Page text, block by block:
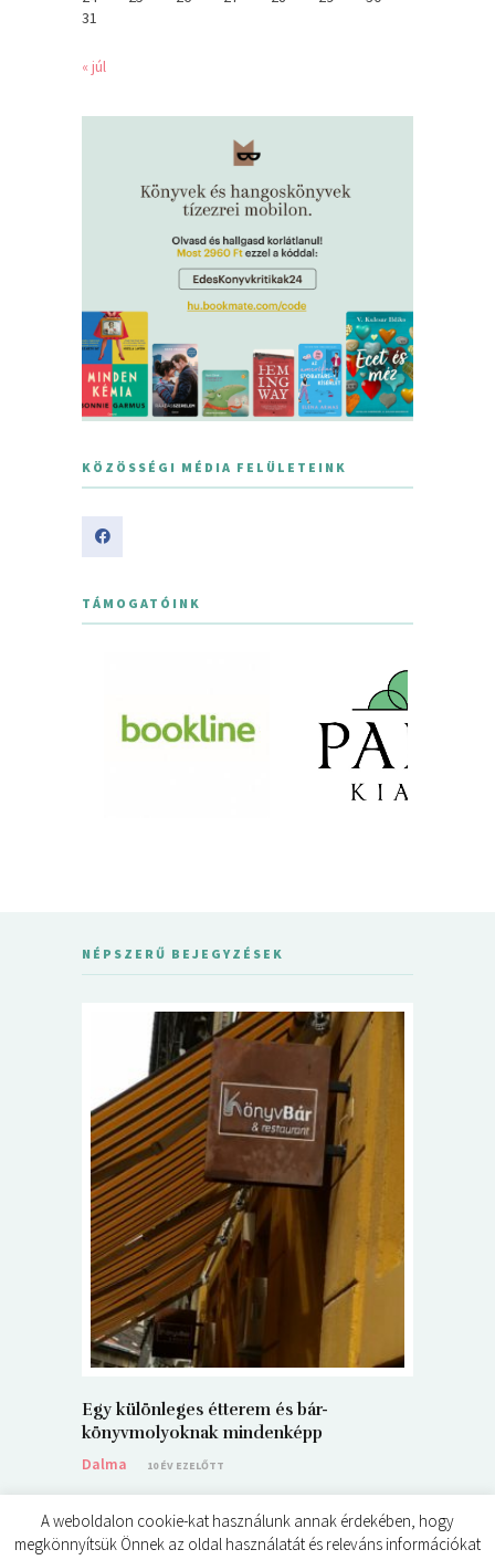
31
« júl
KÖZÖSSÉGI MÉDIA FELÜLETEINK
TÁMOGATÓINK
NÉPSZERŰ BEJEGYZÉSEK
Egy különleges étterem és bár-
könyvmolyoknak mindenképp
Dalma
10 ÉV EZELŐTT
A weboldalon cookie-kat használunk annak érdekében, hogy
megkönnyítsük Önnek az oldal használatát és releváns információkat